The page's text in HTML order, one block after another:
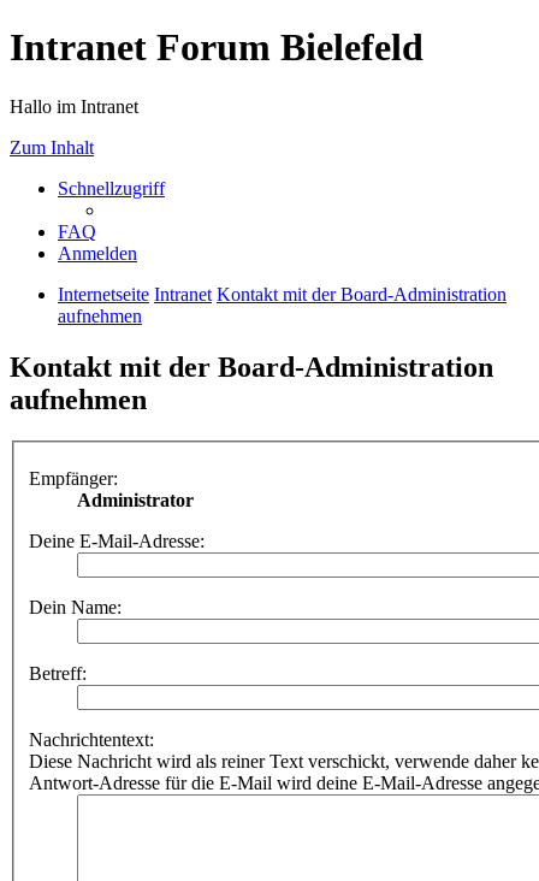
Intranet Forum Bielefeld
Hallo im Intranet
Zum Inhalt
Schnellzugriff
FAQ
Anmelden
Internetseite Intranet Kontakt mit der Board-Administration
aufnehmen
Kontakt mit der Board-Administration
aufnehmen
Empfänger:
Administrator
Deine E-Mail-Adresse:
Dein Name:
Betreff:
Nachrichtentext:
Diese Nachricht wird als reiner Text verschickt, verwende daher
Antwort-Adresse für die E-Mail wird deine E-Mail-Adresse